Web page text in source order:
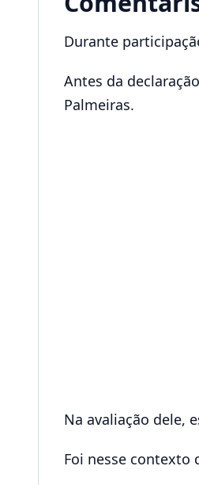
Durante
Antes da
Palmeiras.
Na avaliação dele,
Foi nesse contexto